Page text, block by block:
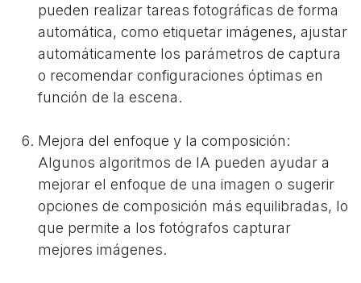
pueden realizar tareas fotográficas de forma
automática, como etiquetar imágenes, ajustar
automáticamente los parámetros de captura
o recomendar configuraciones óptimas en
función de la escena.
Mejora del enfoque y la composición:
Algunos algoritmos de IA pueden ayudar a
mejorar el enfoque de una imagen o sugerir
opciones de composición más equilibradas, lo
que permite a los fotógrafos capturar
mejores imágenes.